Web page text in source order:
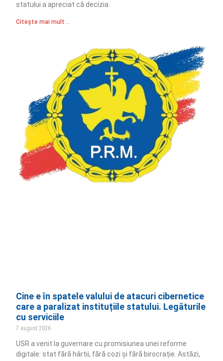
statului a apreciat că decizia
Citește mai mult ..
Cine e în spatele valului de atacuri cibernetice
care a paralizat instituțiile statului. Legăturile
cu serviciile
7 august 2026
USR a venit la guvernare cu promisiunea unei reforme
digitale: stat fără hârtii, fără cozi și fără birocrație. Astăzi,